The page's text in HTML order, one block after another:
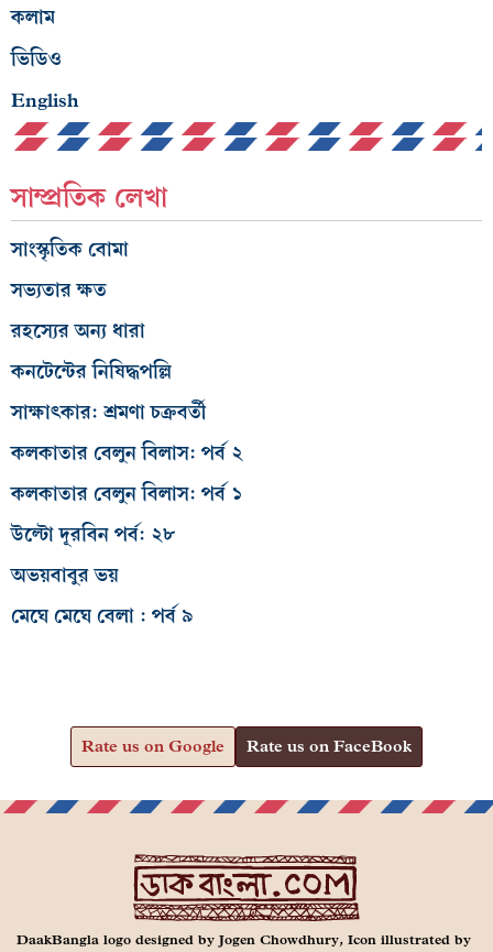
কলাম
ভিডিও
English
সাম্প্রতিক লেখা
সাংস্কৃতিক বোমা
সভ্যতার ক্ষত
রহস্যের অন্য ধারা
কনটেন্টের নিষিদ্ধপল্লি
সাক্ষাৎকার: শ্রমণা চক্রবর্তী
কলকাতার বেলুন বিলাস: পর্ব ২
কলকাতার বেলুন বিলাস: পর্ব ১
উল্টো দূরবিন পর্ব: ২৮
অভয়বাবুর ভয়
মেঘে মেঘে বেলা : পর্ব ৯
Rate us on Google Rate us on FaceBook
DaakBangla logo designed by Jogen Chowdhury, Icon illustrated by